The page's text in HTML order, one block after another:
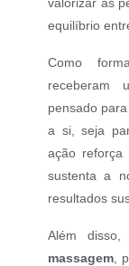
equilíbrio
Como
receberam
pensado
a si, seja
ação
sustenta a
resultados
Além
massagem ,